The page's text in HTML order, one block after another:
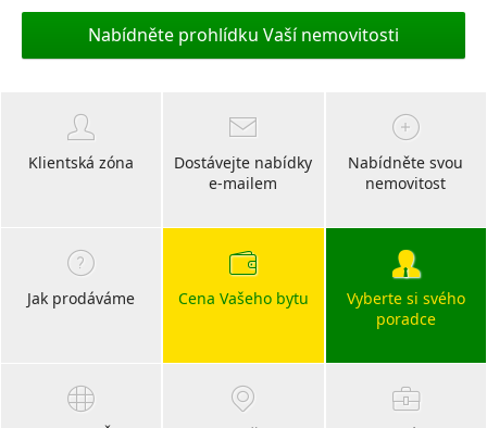
Nabídněte prohlídku Vaší nemovitosti
Klientská zóna
Dostávejte nabídky
e-mailem
Nabídněte svou
nemovitost
Jak prodáváme Cena Vašeho bytu
Vyberte si svého
poradce